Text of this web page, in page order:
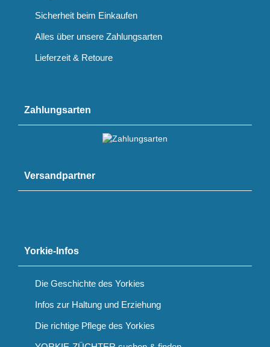
Sicherheit beim Einkaufen
Alles über unsere Zahlungsarten
Lieferzeit & Retoure
Zahlungsarten
Versandpartner
Yorkie-Infos
Die Geschichte des Yorkies
Infos zur Haltung und Erziehung
Die richtige Pflege des Yorkies